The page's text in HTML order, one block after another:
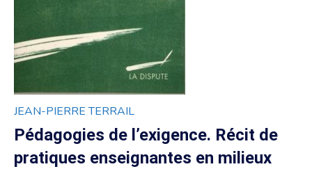
JEAN-PIERRE TERRAIL
Pédagogies de l’exigence. Récit de
pratiques enseignantes en milieux